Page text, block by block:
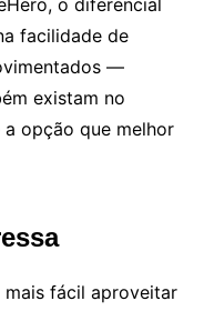
o diferencial
facilidade de
—
existam no
opção que melhor
mais fácil aproveitar